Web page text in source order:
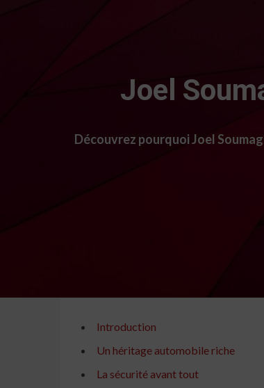
Joel
Découvrez pourquoi Joel
Introduction
Un héritage automobile riche
La sécurité avant tout